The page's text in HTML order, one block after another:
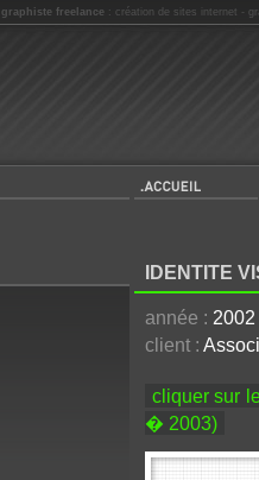
graphiste freelance : création de sites internet -
IDENTITE
année : 2002
client :
cliquer sur
� 2003)